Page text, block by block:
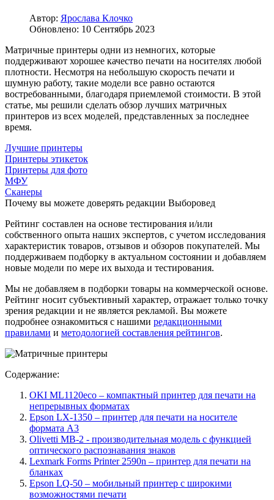
Автор: Ярослава Клочко
Обновлено: 10 Сентябрь 2023
Матричные принтеры одни из немногих, которые
поддерживают хорошее качество печати на носителях любой
плотности. Несмотря на небольшую скорость печати и
шумную работу, такие модели все равно остаются
востребованными, благодаря приемлемой стоимости. В этой
статье, мы решили сделать обзор лучших матричных
принтеров из всех моделей, представленных за последнее
время.
Лучшие принтеры
Принтеры этикеток
Принтеры для фото
МФУ
Сканеры
Почему вы можете доверять редакции Выборовед
Рейтинг составлен на основе тестирования и/или
собственного опыта наших экспертов, с учетом исследования
характеристик товаров, отзывов и обзоров покупателей. Мы
поддерживаем подборку в актуальном состоянии и добавляем
новые модели по мере их выхода и тестирования.
Мы не добавляем в подборки товары на коммерческой основе.
Рейтинг носит субъективный характер, отражает только точку
зрения редакции и не является рекламой. Вы можете
подробнее ознакомиться с нашими редакционными
правилами и методологией составления рейтингов.
Содержание:
OKI ML1120eco – компактный принтер для печати на
непрерывных форматах
Epson LX-1350 – принтер для печати на носителе
формата А3
Olivetti MB-2 - производительная модель с функцией
оптического распознавания знаков
Lexmark Forms Printer 2590n – принтер для печати на
бланках
Epson LQ-50 – мобильный принтер с широкими
возможностями печати